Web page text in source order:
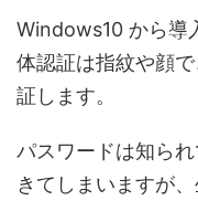
Windows10 から導
体認証は指紋や顔
証します。
パスワードは知ら
きてしまいますが